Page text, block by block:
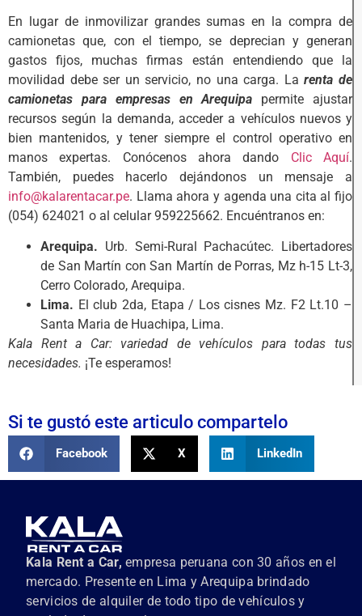
En lugar de inmovilizar grandes sumas en la compra de
camionetas que, con el tiempo, se deprecian y generan
gastos fijos, muchas firmas están entendiendo que la
movilidad debe ser un servicio, no una carga. Larenta de
camionetas para empresas en Arequipa permite ajustar
recursos según la demanda, acceder a vehículos nuevos y
bien mantenidos, y tener siempre el control operativo en
manos expertas. Conócenos ahora dando Clic Aquí.
También, puedes hacerlo dejándonos un mensaje a
info@kalarentacar.pe. Llama ahora y agenda una cita al fijo
(054) 624021 o al celular 959225662. Encuéntranos en:
Arequipa. Urb. Semi-Rural Pachacútec. Libertadores
de San Martín con San Martín de Porras, Mz h-15 Lt-3,
Cerro Colorado, Arequipa.
Lima. El club 2da, Etapa / Los cisnes Mz. F2 Lt.10 –
Santa Maria de Huachipa, Lima.
Kala Rent a Car: variedad de vehículos para todas tus
necesidades. ¡Te esperamos!
Si te gustó este articulo compartelo
Facebook X LinkedIn
Kala Rent a Car, empresa peruana con 30 años en el
mercado. Presente en Lima y Arequipa brindado
servicios de alquiler de todo tipo de vehículos y